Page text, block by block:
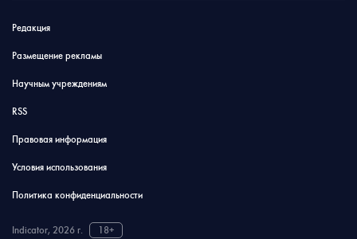
Редакция
Размещение рекламы
Научным учреждениям
RSS
Правовая информация
Условия использования
Политика конфиденциальности
Indicator, 2026 г. 18+